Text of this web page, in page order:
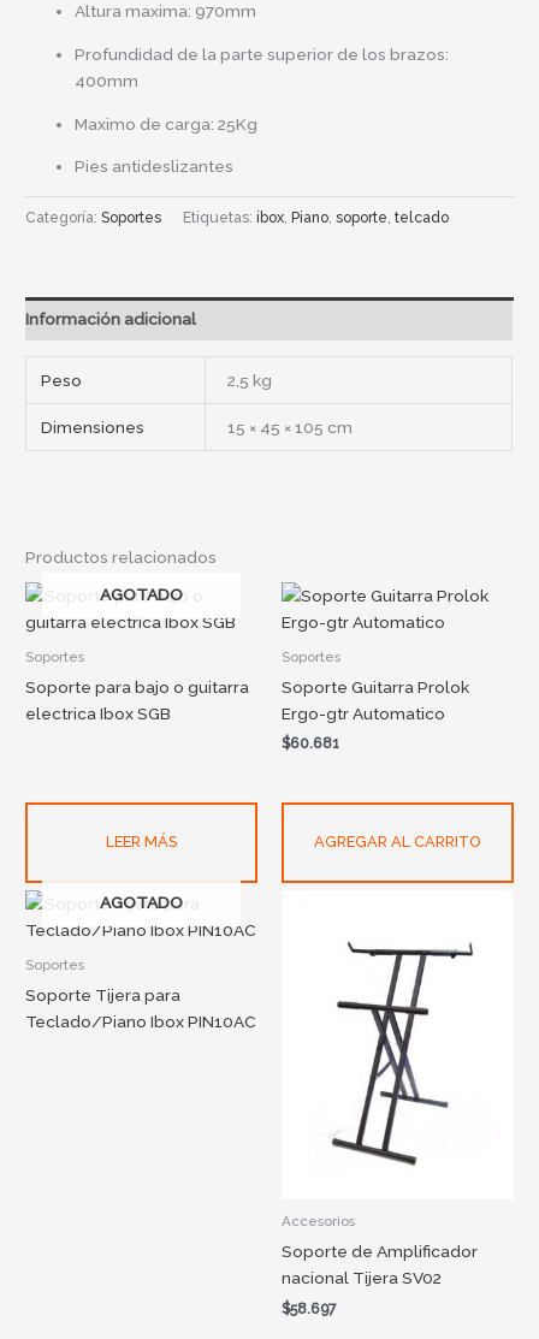
Altura maxima: 970mm
Profundidad de la parte superior de los brazos:
400mm
Maximo de carga: 25Kg
Pies antideslizantes
Categoría:Soportes Etiquetas:ibox,Piano,soporte,telcado
Información adicional
Peso 2,5 kg
Dimensiones 15 × 45 × 105 cm
Productos relacionados
AGOTADO
Soportes
Soporte para bajo o guitarra
electrica Ibox SGB
LEER MÁS
Soportes
Soporte Guitarra Prolok
Ergo-gtr Automatico
$60.681
AGREGAR AL CARRITO
AGOTADO
Soportes
Soporte Tijera para
Teclado/Piano Ibox PIN10AC
Accesorios
Soporte de Amplificador
nacional Tijera SV02
$58.697